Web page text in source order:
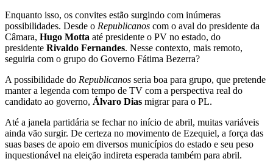
Enquanto isso, os convites estão surgindo com inúmeras
possibilidades. Desde o Republicanos com o aval do presidente da
Câmara, Hugo Motta até presidente o PV no estado, do
presidente Rivaldo Fernandes. Nesse contexto, mais remoto,
seguiria com o grupo do Governo Fátima Bezerra?
A possibilidade do Republicanos seria boa para grupo, que pretende
manter a legenda com tempo de TV com a perspectiva real do
candidato ao governo, Álvaro Dias migrar para o PL.
Até a janela partidária se fechar no início de abril, muitas variáveis
ainda vão surgir. De certeza no movimento de Ezequiel, a força das
suas bases de apoio em diversos municípios do estado e seu peso
inquestionável na eleição indireta esperada também para abril.